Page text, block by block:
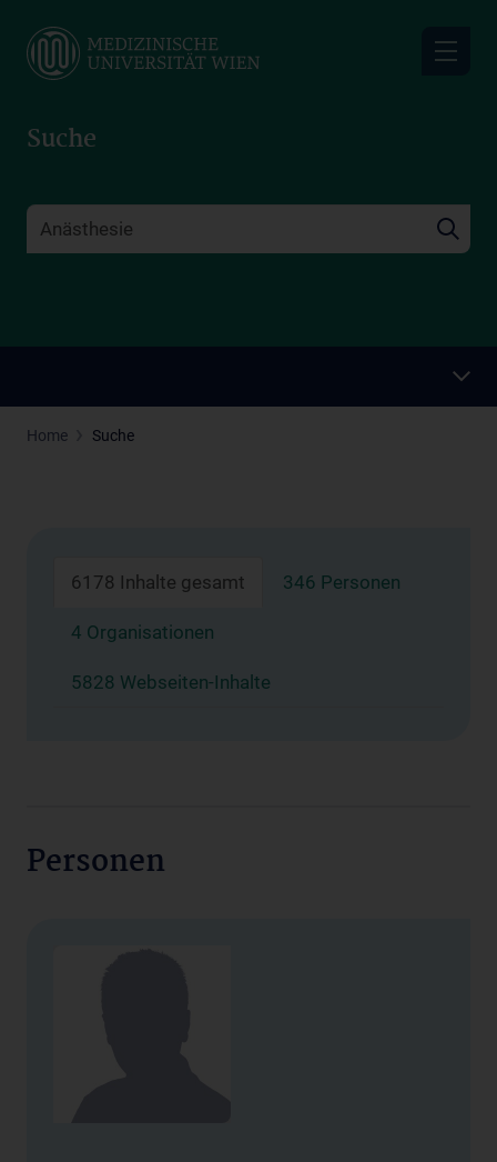
main
Suche
Home Suche
6178 Inhalte gesamt 346 Personen
4 Organisationen
5828 Webseiten-Inhalte
Personen